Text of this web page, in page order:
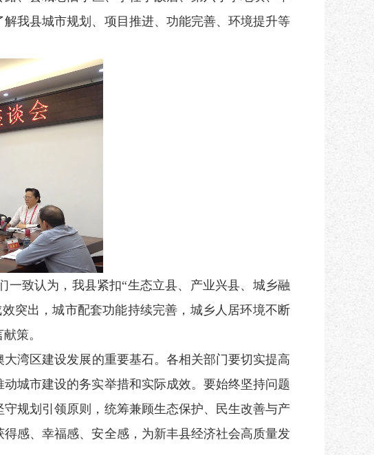
我县城市规划、项目推进、功能完善、环境提升等
一致认为，我县紧扣“生态立县、产业兴县、城乡融
突出，城市配套功能持续完善，城乡人居环境不断
策。
湾区建设发展的重要基石。各相关部门要切实提高
城市建设的务实举措和实际成效。要始终坚持问题
规划引领原则，统筹兼顾生态保护、民生改善与产
感、幸福感、安全感，为新丰县经济社会高质量发